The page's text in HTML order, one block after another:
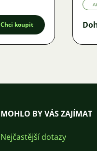
Chci koupit
MOHLO BY VÁS ZAJÍMAT
Nejčastější dotazy